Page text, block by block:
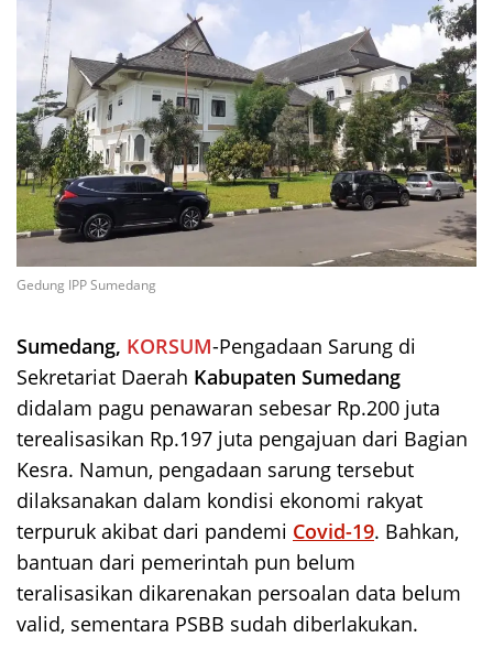
Gedung IPP Sumedang
Sumedang, KORSUM-Pengadaan Sarung di
Sekretariat Daerah Kabupaten Sumedang
didalam pagu penawaran sebesar Rp.200 juta
terealisasikan Rp.197 juta pengajuan dari Bagian
Kesra. Namun, pengadaan sarung tersebut
dilaksanakan dalam kondisi ekonomi rakyat
terpuruk akibat dari pandemi Covid-19. Bahkan,
bantuan dari pemerintah pun belum
teralisasikan dikarenakan persoalan data belum
valid, sementara PSBB sudah diberlakukan.